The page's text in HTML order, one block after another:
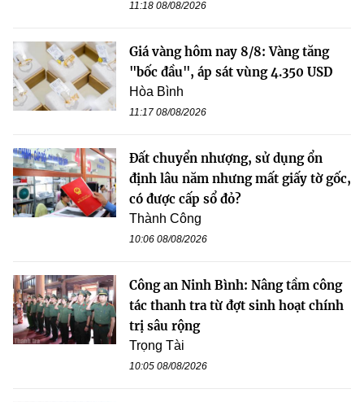
11:18 08/08/2026
Giá vàng hôm nay 8/8: Vàng tăng
"bốc đầu", áp sát vùng 4.350 USD
Hòa Bình
11:17 08/08/2026
Đất chuyển nhượng, sử dụng ổn
định lâu năm nhưng mất giấy tờ gốc,
có được cấp sổ đỏ?
Thành Công
10:06 08/08/2026
Công an Ninh Bình: Nâng tầm công
tác thanh tra từ đợt sinh hoạt chính
trị sâu rộng
Trọng Tài
10:05 08/08/2026